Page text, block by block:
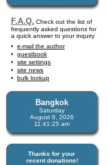
F.A.Q. Check out the list of
frequently asked questions for
a quick answer to your inquiry
e-mail the author
guestbook
site settings
site news
bulk lookup
Bangkok
Saturday
August 8, 2026
11:41:25 am
Thanks for your
recent donations!